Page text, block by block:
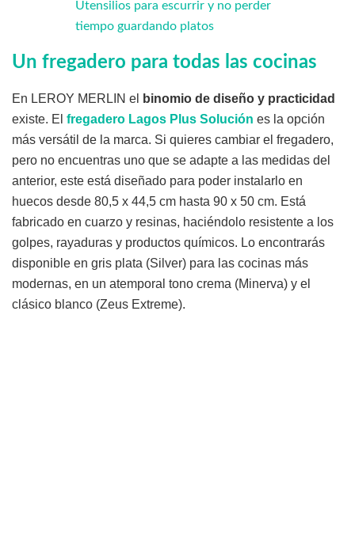
Utensilios para escurrir y no perder
tiempo guardando platos
Un fregadero para todas las cocinas
En LEROY MERLIN el
binomio de diseño y practicidad
existe. El fregadero Lagos Plus Solución es la opción
más versátil de la marca. Si quieres cambiar el fregadero,
pero no encuentras uno que se adapte a las medidas del
anterior, este está diseñado para poder instalarlo en
huecos desde 80,5 x 44,5 cm hasta 90 x 50 cm. Está
fabricado en cuarzo y resinas, haciéndolo resistente a los
golpes, rayaduras y productos químicos. Lo encontrarás
disponible en gris plata (Silver) para las cocinas más
modernas, en un atemporal tono crema (Minerva) y el
clásico blanco (Zeus Extreme).